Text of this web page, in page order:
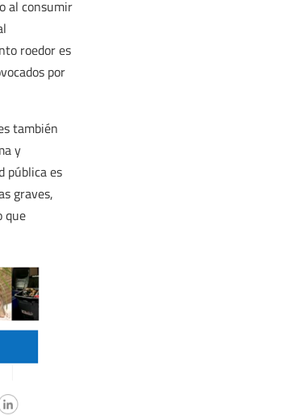
al consumir
roedor es
por
también
y
pública es
graves,
que